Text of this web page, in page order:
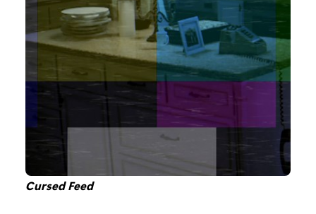
Cursed Feed